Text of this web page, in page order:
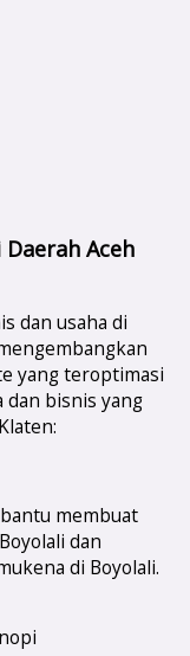
Aceh
dan usaha di
yang teroptimasi
dan bisnis yang
membuat
dan
di Boyolali.